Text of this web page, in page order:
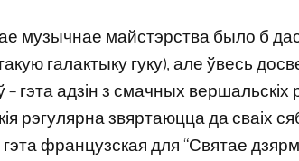
музычнае майстэрства было б
​​галактыку гуку), але ўвесь
– гэта адзін з смачных
рэгулярна звяртаюцца да сваіх
французская для “Святае